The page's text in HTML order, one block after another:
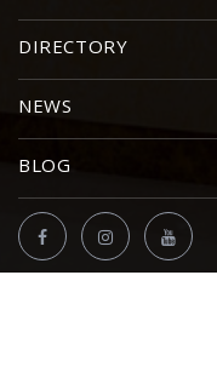
DIRECTORY
NEWS
BLOG